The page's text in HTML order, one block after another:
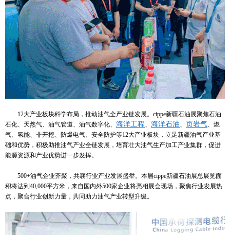
12大产业板块科学布局，推动油气全产业链发展。cippe新疆石油展聚焦石油
石化、天然气、油气管道、油气数字化、 海洋工程、 海洋石油、 页岩气、燃
气、氢能、非开挖、防爆电气、安全防护等12大产业板块，立足新疆油气产业基
础和优势，积极助推油气产业全链发展，培育壮大油气生产加工产业集群，促进
能源资源和产业优势进一步发挥。
500+油气企业齐聚，共襄行业产业发展盛举。本届cippe新疆石油展总展览面
积将达到40,000平方米，来自国内外500家企业将亮相展会现场，聚焦行业发展热
点，聚合行业创新力量，共同助力油气产业转型升级。